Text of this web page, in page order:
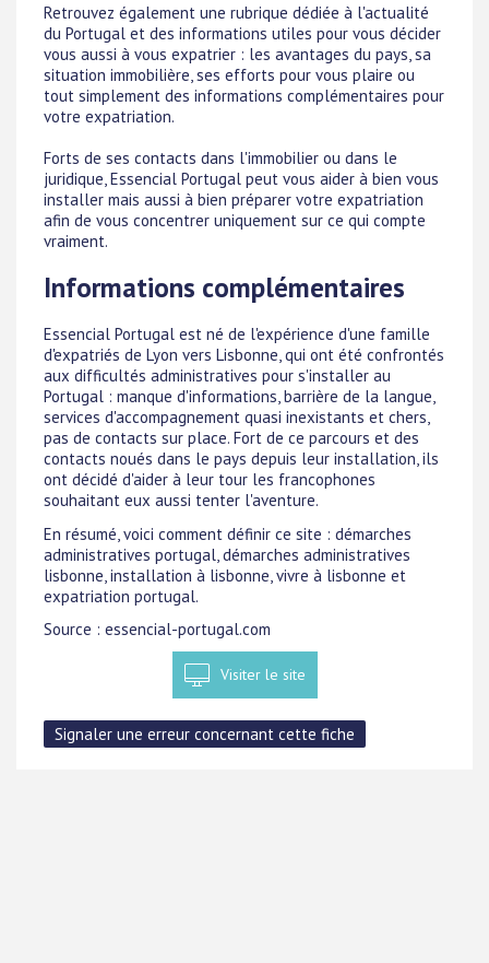
Retrouvez également une rubrique dédiée à l'actualité
du Portugal et des informations utiles pour vous décider
vous aussi à vous expatrier : les avantages du pays, sa
situation immobilière, ses efforts pour vous plaire ou
tout simplement des informations complémentaires pour
votre expatriation.
Forts de ses contacts dans l'immobilier ou dans le
juridique, Essencial Portugal peut vous aider à bien vous
installer mais aussi à bien préparer votre expatriation
afin de vous concentrer uniquement sur ce qui compte
vraiment.
Informations complémentaires
Essencial Portugal est né de l'expérience d'une famille
d'expatriés de Lyon vers Lisbonne, qui ont été confrontés
aux difficultés administratives pour s'installer au
Portugal : manque d'informations, barrière de la langue,
services d'accompagnement quasi inexistants et chers,
pas de contacts sur place. Fort de ce parcours et des
contacts noués dans le pays depuis leur installation, ils
ont décidé d'aider à leur tour les francophones
souhaitant eux aussi tenter l'aventure.
En résumé, voici comment définir ce site : démarches
administratives portugal, démarches administratives
lisbonne, installation à lisbonne, vivre à lisbonne et
expatriation portugal.
Source : essencial-portugal.com
Visiter le site